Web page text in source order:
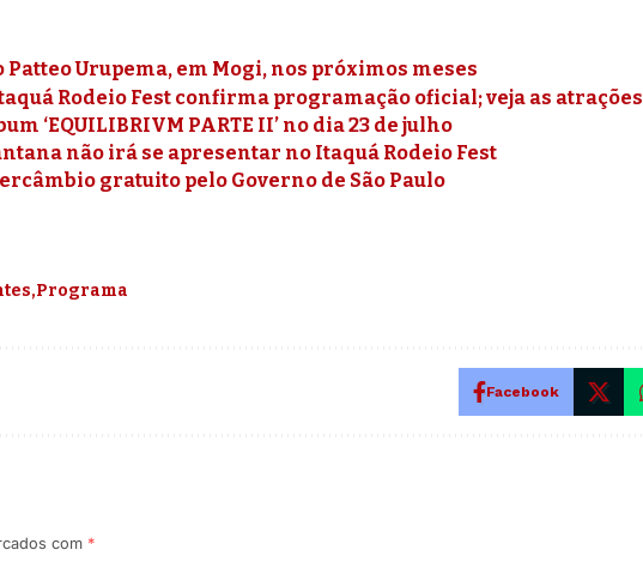
Patteo Urupema, em Mogi, nos próximos meses
Rodeio Fest confirma programação oficial; veja as atrações
‘EQUILIBRIVM PARTE II’ no dia 23 de julho
não irá se apresentar no Itaquá Rodeio Fest
gratuito pelo Governo de São Paulo
Programa
Facebook
com *